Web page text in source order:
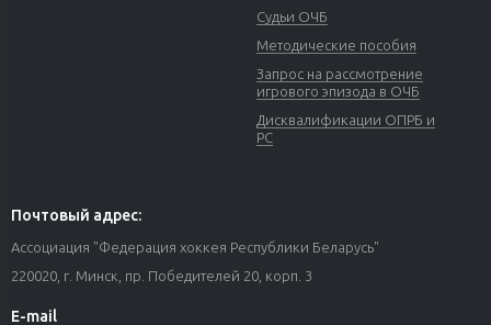
Судьи ОЧБ
Методические пособия
Запрос на рассмотрение
игрового эпизода в ОЧБ
Дисквалификации ОПРБ и
РС
Почтовый адрес:
Ассоциация "Федерация хоккея Республики Беларусь"
220020, г. Минск, пр. Победителей 20, корп. 3
E-mail